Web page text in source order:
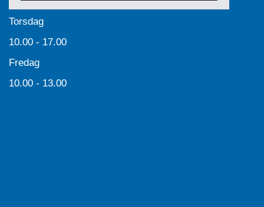
Torsdag
10.00 - 17.00
Fredag
10.00 - 13.00